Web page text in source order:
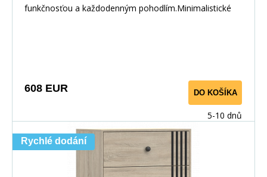
funkčnosťou a každodenným pohodlím.Minimalistické
608 EUR DO KOŠÍKA
5-10 dnů
Rychlé dodání